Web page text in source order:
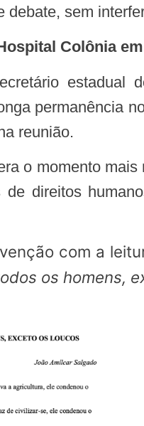
debate, sem
Colônia
permanência
reunião.
de direitos
com a
os homens,